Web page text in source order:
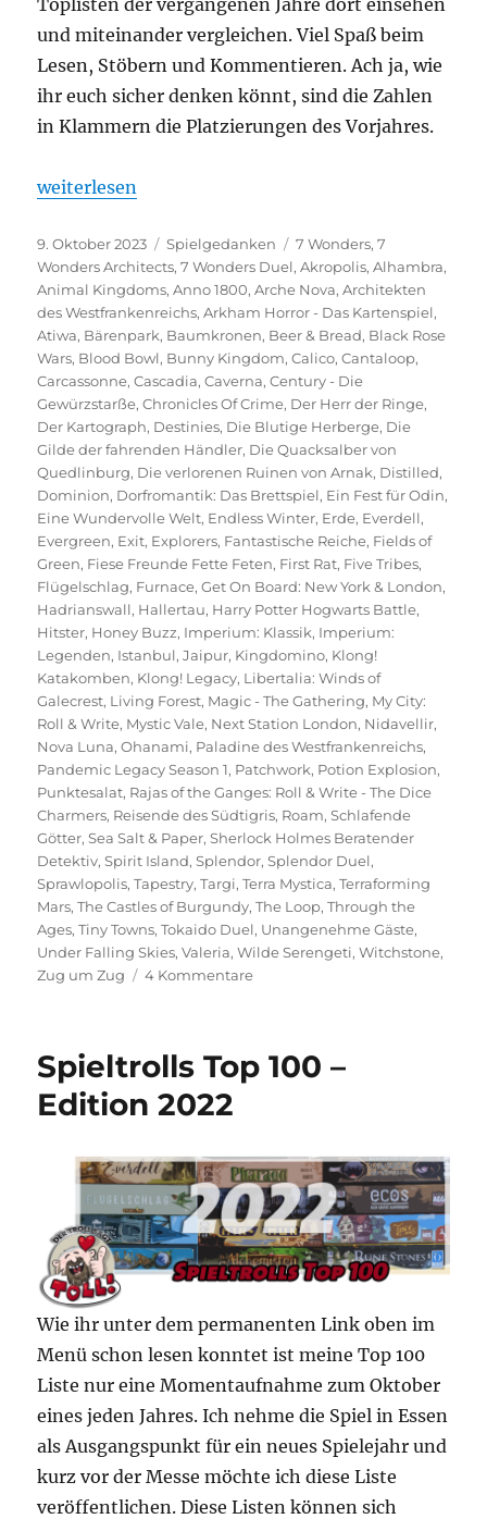
und miteinander vergleichen. Viel Spaß beim
Lesen, Stöbern und Kommentieren. Ach ja, wie
ihr euch sicher denken könnt, sind die Zahlen
in Klammern die Platzierungen des Vorjahres.
„Spieltrolls Top 100 – Edition 2023“
weiterlesen
Veröffentlicht
am
9. Oktober 2023 Kategorien
Spielgedanken Schlagwörter
7 Wonders,7
Wonders Architects,7 Wonders Duel,Akropolis,Alhambra,
Animal Kingdoms,Anno 1800,Arche Nova,Architekten
des Westfrankenreichs,Arkham Horror - Das Kartenspiel,
Atiwa, Bärenpark, Baumkronen, Beer & Bread, Black Rose
Wars, Blood Bowl, Bunny Kingdom,Calico,Cantaloop,
Carcassonne,Cascadia,Caverna,Century - Die
Gewürzstarße,Chronicles Of Crime, Der Herr der Ringe,
Der Kartograph, Destinies, Die Blutige Herberge, Die
Gilde der fahrenden Händler, Die Quacksalber von
Quedlinburg, Die verlorenen Ruinen von Arnak, Distilled,
Dominion, Dorfromantik: Das Brettspiel, Ein Fest für Odin,
Eine Wundervolle Welt, Endless Winter, Erde, Everdell,
Evergreen, Exit, Explorers, Fantastische Reiche, Fields of
Green, Fiese Freunde Fette Feten, First Rat, Five Tribes,
Flügelschlag, Furnace,Get On Board: New York & London,
Hadrianswall, Hallertau, Harry Potter Hogwarts Battle,
Hitster, Honey Buzz, Imperium: Klassik, Imperium:
Legenden, Istanbul,Jaipur, Kingdomino, Klong!
Katakomben, Klong! Legacy, Libertalia: Winds of
Galecrest, Living Forest, Magic - The Gathering, My City:
Roll & Write, Mystic Vale, Next Station London, Nidavellir,
Nova Luna,Ohanami, Paladine des Westfrankenreichs,
Pandemic Legacy Season 1, Patchwork, Potion Explosion,
Punktesalat, Rajas of the Ganges: Roll & Write - The Dice
Charmers, Reisende des Südtigris, Roam,Schlafende
Götter,Sea Salt & Paper,Sherlock Holmes Beratender
Detektiv,Spirit Island,Splendor,Splendor Duel,
Sprawlopolis,Tapestry,Targi,Terra Mystica,Terraforming
Mars,The Castles of Burgundy,The Loop,Through the
Ages,Tiny Towns,Tokaido Duel, Unangenehme Gäste,
Under Falling Skies,Valeria,Wilde Serengeti,Witchstone,
Zug um Zug
4 Kommentarezu
–
Spieltrolls Top 100 –
Edition 2022
Wie ihr unter dem permanenten Link oben im
Menü schon lesen konntet ist meine Top 100
Liste nur eine Momentaufnahme zum Oktober
eines jeden Jahres. Ich nehme die Spiel in Essen
als Ausgangspunkt für ein neues Spielejahr und
kurz vor der Messe möchte ich diese Liste
veröffentlichen. Diese Listen können sich